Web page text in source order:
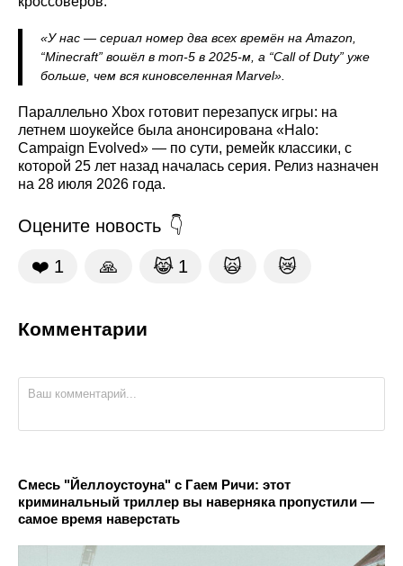
«У нас — сериал номер два всех времён на Amazon,
“Minecraft” вошёл в топ‑5 в 2025‑м, а “Call of Duty” уже
больше, чем вся киновселенная Marvel».
Параллельно Xbox готовит перезапуск игры: на
летнем шоукейсе была анонсирована «Halo:
Campaign Evolved» — по сути, ремейк классики, с
которой 25 лет назад началась серия. Релиз назначен
на 28 июля 2026 года.
Оцените новость
❤️ 1 🙏 😹 1 🙀 😿
Комментарии
Смесь "Йеллоустоуна" с Гаем Ричи: этот
криминальный триллер вы наверняка пропустили —
самое время наверстать